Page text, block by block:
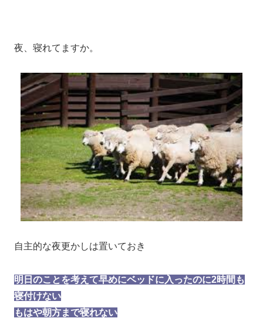
夜、寝れてますか。
自主的な夜更かしは置いておき
明日のことを考えて早めにベッドに入ったのに2時間も
寝付けない
もはや朝方まで寝れない